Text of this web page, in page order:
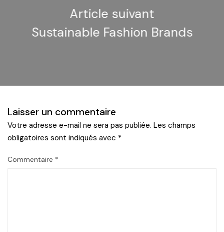
Article suivant
Sustainable Fashion Brands
Laisser un commentaire
Votre adresse e-mail ne sera pas publiée. Les champs
obligatoires sont indiqués avec *
Commentaire *